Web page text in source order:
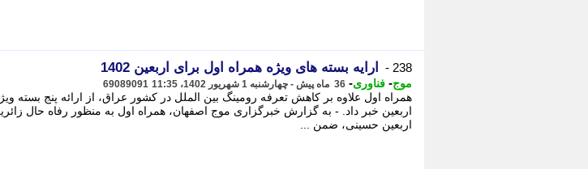
238 - ارایه بسته های ویژه همراه اول برای اربعین 1402
موج- فناوری- 36 ماه پیش - چهارشنبه 1 شهریور 1402، 11:35 69089091
همراه اول علاوه بر کاهش تعرفه رومینگ بین الملل در کشور عراق، از ارائه پنج بسته
اربعین خبر داد. - به گزارش خبرگزاری موج اصفهان، همراه اول به منظور رفاه حال
اربعین حسینی، ضمن ...